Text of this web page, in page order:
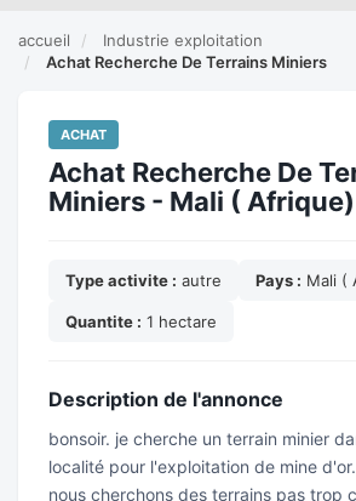
accueil
Industrie exploitation
Achat Recherche De Terrains Miniers
ACHAT
Achat Recherche De
Miniers - Mali ( Afrique)
Type activite : autre Pays : Mali (
Quantite : 1 hectare
Description de l'annonce
bonsoir. je cherche un terrain minier
localité pour l'exploitation de mine d'or.
nous cherchons des terrains pas trop